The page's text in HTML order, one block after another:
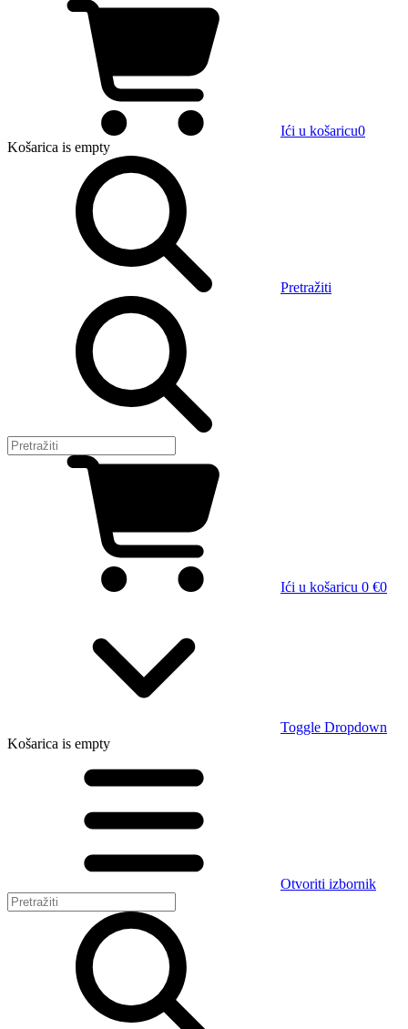
Ići u košaricu0
Košarica is empty
Pretražiti
Ići u košaricu 0 €0
Toggle Dropdown
Košarica is empty
Otvoriti izbornik